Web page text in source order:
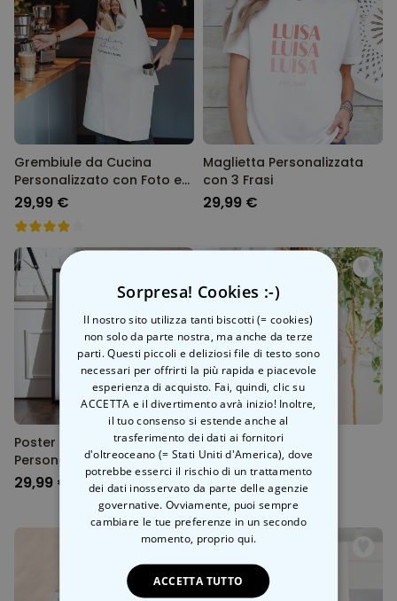
Grembiule da Cucina
Personalizzato con Foto e
Testo
29,99 €
Maglietta Personalizzata
con 3 Frasi
29,99 €
Poster Fotografico
Personalizzato con Testo
29,99 €
Accappatoio
Personalizzato con
Monogramma e Testo
39,99 €
Sorpresa! Cookies :-)
Il nostro sito utilizza tanti biscotti (= cookies)
non solo da parte nostra, ma anche da terze
parti. Questi piccoli e deliziosi file di testo sono
necessari per offrirti la più rapida e piacevole
esperienza di acquisto. Fai, quindi, clic su
ACCETTA e il divertimento avrà inizio! Inoltre,
il tuo consenso si estende anche al
trasferimento dei dati ai fornitori
d'oltreoceano (= Stati Uniti d'America), dove
potrebbe esserci il rischio di un trattamento
dei dati inosservato da parte delle agenzie
governative. Ovviamente, puoi sempre
cambiare le tue preferenze in un secondo
momento, proprio qui.
ACCETTA TUTTO